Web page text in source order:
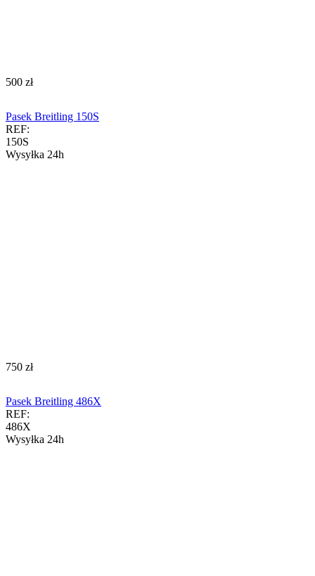
‍500‍ zł
Pasek Breitling 150S
REF:
150S
Wysyłka 24h
‍750‍ zł
Pasek Breitling 486X
REF:
486X
Wysyłka 24h